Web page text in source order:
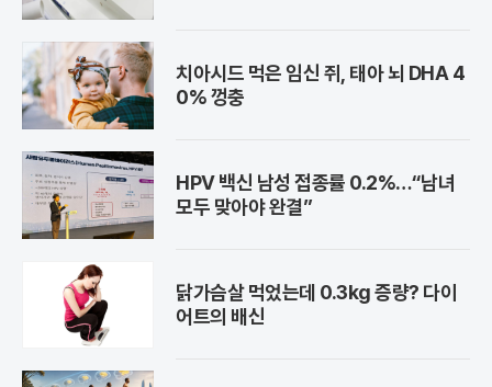
치아시드 먹은 임신 쥐, 태아 뇌 DHA 4
0% 껑충
HPV 백신 남성 접종률 0.2%…“남녀
모두 맞아야 완결”
닭가슴살 먹었는데 0.3kg 증량? 다이
어트의 배신